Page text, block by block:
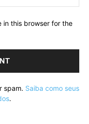
in this browser for the
spam. Saiba como seus
.